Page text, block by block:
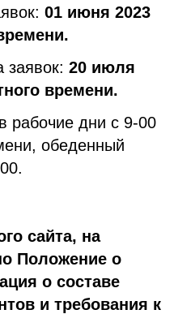
01 июня 2023
заявок: 20 июля
времени.
рабочие дни с 9-00
обеденный
сайта, на
Положение о
о составе
и требования к